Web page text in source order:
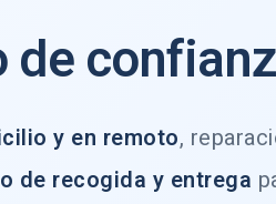
y en remoto,
de recogida y entrega